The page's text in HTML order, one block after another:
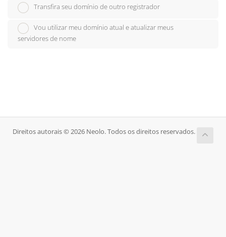
Transfira seu domínio de outro registrador
Vou utilizar meu domínio atual e atualizar meus
servidores de nome
Direitos autorais © 2026 Neolo. Todos os direitos reservados.